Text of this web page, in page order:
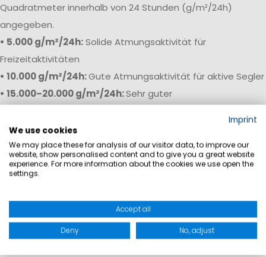
Quadratmeter innerhalb von 24 Stunden (g/m²/24h)
angegeben.
• 5.000 g/m²/24h:Solide Atmungsaktivität für
Freizeitaktivitäten
• 10.000 g/m²/24h:Gute Atmungsaktivität für aktive Segler
• 15.000–20.000 g/m²/24h:Sehr guter
• 20.000 g/m²/24h+:
Premium-Bereich für anspruchsvolle
Offshore- und Regattaeinsätze
Je höher die Atmungsaktivität, desto besser kann
Dadurch bleibt das Körperklima auch bei aktiven Manövern,
wechselnden Temperaturen und langen Törns angenehm
trocken.
Imprint
We use cookies
We may place these for analysis of our visitor data, to improve our
website, show personalised content and to give you a great website
experience. For more information about the cookies we use open the
settings.
Accept all
Deny No, adjust